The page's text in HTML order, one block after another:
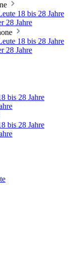
18 bis 28 Jahre
28 Jahre
18 bis 28 Jahre
28 Jahre
bis 28 Jahre
bis 28 Jahre